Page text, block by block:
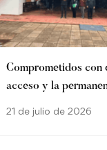
Comprometidos con
acceso y la
21 de julio de 2026